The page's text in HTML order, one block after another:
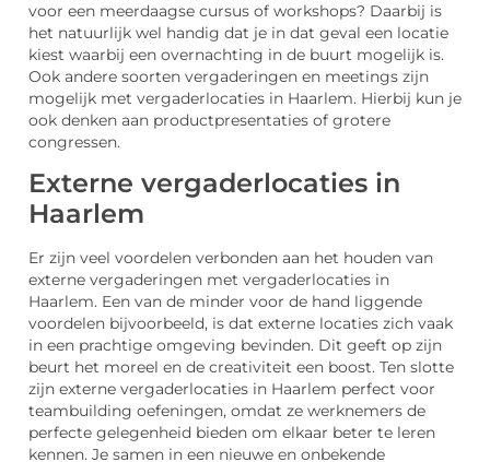
voor een meerdaagse cursus of workshops? Daarbij is
het natuurlijk wel handig dat je in dat geval een locatie
kiest waarbij een overnachting in de buurt mogelijk is.
Ook andere soorten vergaderingen en meetings zijn
mogelijk met vergaderlocaties in Haarlem. Hierbij kun je
ook denken aan productpresentaties of grotere
congressen.
Externe vergaderlocaties in
Haarlem
Er zijn veel voordelen verbonden aan het houden van
externe vergaderingen met vergaderlocaties in
Haarlem. Een van de minder voor de hand liggende
voordelen bijvoorbeeld, is dat externe locaties zich vaak
in een prachtige omgeving bevinden. Dit geeft op zijn
beurt het moreel en de creativiteit een boost. Ten slotte
zijn externe vergaderlocaties in Haarlem perfect voor
teambuilding oefeningen, omdat ze werknemers de
perfecte gelegenheid bieden om elkaar beter te leren
kennen. Je samen in een nieuwe en onbekende